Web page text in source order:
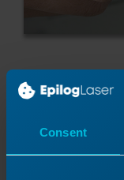
Consent
gauche du
Faites glisser